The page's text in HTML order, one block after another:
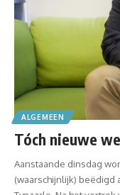
ALGEMEEN
Tóch nieuwe
Aanstaande dinsdag
(waarschijnlijk)